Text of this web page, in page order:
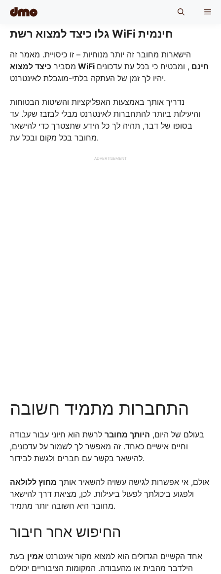
Skip
content
גלו כיצד למצוא רשת WiFi חינמית
הישארות מחובר זה יותר מנוחיות – זו כיסויית. מאמר זה
מסביר
כיצד למצוא WiFi חינם , ומבטיח כי בכל עת עדכונים
יהיו לך זמן של העתקה בלתי-מוגבלת לאינטרנט.
נדריך אותך באמצעות האפליקציות והשיטות הבטוחות
והיעילות ביותר להתחברות לאינטרנט מבלי לבזבז שקל. עד
בסופו של דבר, תהיה לך כל הידע שתצטרך כדי להישאר
מחובר בכל מקום ובכל עת.
ADVERTISEMENT
התחברות מתמיד חשובה
בעולם של היום, היותך מחובר לרשת הוא חיוני עבור עבודה
וחיים אישיים כאחד. זה מאפשר לך לשמור על עדכונים,
להישאר בקשר עם חברים ולגשת לבידור.
אולם, אי אפשרות לגישה עשויה להשאיר אותך מחוץ ללולאה
ולפגוע ביכולתך לפעול ביעילות. לכן, מציאת דרך להישאר
מחובר היא חשובה יותר מתמיד.
החיפוש אחר חיבור
אחד הקשיים הגדולים הוא למצוא מקור אינטרנט אמין בעת
הילדבר מהבית או מהעבודה. המקומות הציבוריים יכולים